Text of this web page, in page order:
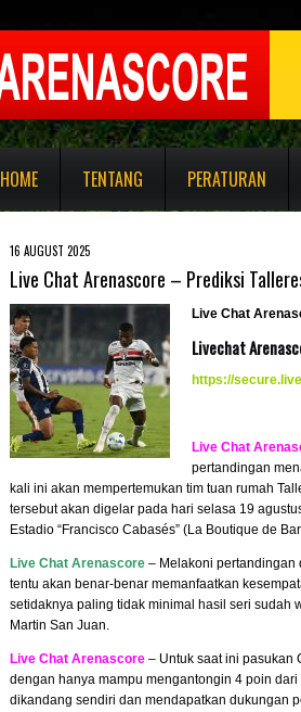
HOME TENTANG PERATURAN
16 AUGUST 2025
Live Chat Arenascore – Prediksi
Live Chat
Livechat
https://
Live Chat
pertandingan
kali ini akan mempertemukan tim tuan rumah
tersebut akan digelar pada hari selasa 19
Estadio “Francisco Cabasés” (La Boutique de
Live Chat Arenascore – Melakoni pertandingan
tentu akan benar-benar memanfaatkan
setidaknya paling tidak minimal hasil seri sudah
Martin San Juan.
Live Chat Arenascore – Untuk saat ini pasukan
dengan hanya mampu mengantongin 4 poin
dikandang sendiri dan mendapatkan dukungan